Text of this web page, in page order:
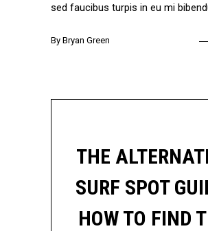
sed faucibus turpis in eu mi
By Bryan Green
THE
SURF SPOT
HOW TO FIND